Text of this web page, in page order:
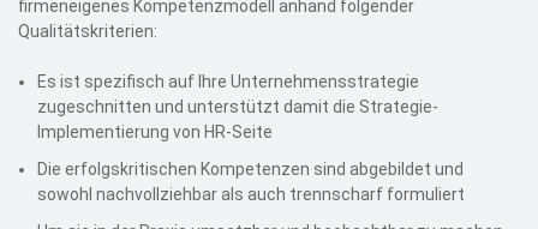
firmeneigenes Kompetenzmodell anhand folgender
Qualitätskriterien:
Es ist spezifisch auf Ihre Unternehmensstrategie
zugeschnitten und unterstützt damit die Strategie-
Implementierung von HR-Seite
Die erfolgskritischen Kompetenzen sind abgebildet und
sowohl nachvollziehbar als auch trennscharf formuliert